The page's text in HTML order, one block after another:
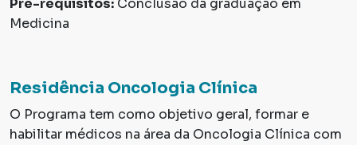
Pré-requisitos: Conclusão da graduação em
Medicina
Residência Oncologia Clínica
O Programa tem como objetivo geral, formar e
habilitar médicos na área da Oncologia Clínica com